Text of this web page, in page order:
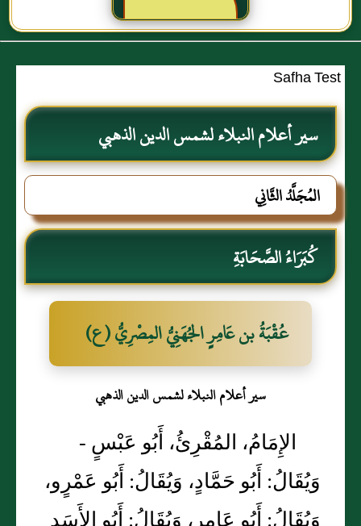
Safha Test
سير أعلام النبلاء لشمس الدين الذهبي
المُجَلَّدُ الثَّانِي
كُبَرَاءُ الصَّحَابَةِ
عُقْبَةُ بن عَامِرٍ الجُهَنِيُّ المِصْرِيُّ (ع)
سير أعلام النبلاء لشمس الدين الذهبي
الإِمَامُ، المُقْرِئُ، أَبُو عَبْسٍ -
وَيُقَالُ: أَبُو حَمَّادٍ، وَيُقَالُ: أَبُو عَمْرٍو،